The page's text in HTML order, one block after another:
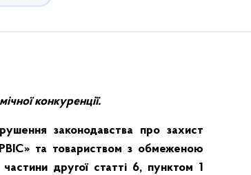
конкуренції.
законодавства про захист
та товариством з обмеженою
другої статті 6, пунктом 1